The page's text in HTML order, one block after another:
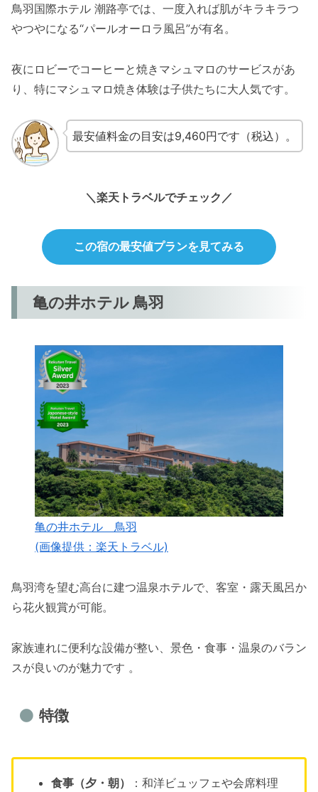
鳥羽国際ホテル 潮路亭では、一度入れば肌がキラキラつ
やつやになる“パールオーロラ風呂”が有名。
夜にロビーでコーヒーと焼きマシュマロのサービスがあ
り、特にマシュマロ焼き体験は子供たちに大人気です。
最安値料金の目安は9,460円です（税込）。
＼楽天トラベルでチェック／
この宿の最安値プランを見てみる
亀の井ホテル 鳥羽
亀の井ホテル 鳥羽
(画像提供：楽天トラベル)
鳥羽湾を望む高台に建つ温泉ホテルで、客室・露天風呂か
ら花火観賞が可能。
家族連れに便利な設備が整い、景色・食事・温泉のバラン
スが良いのが魅力です 。
特徴
食事（夕・朝） ：和洋ビュッフェや会席料理